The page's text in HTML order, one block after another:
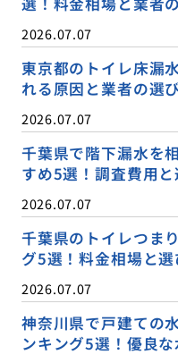
2026.07.07
東京都のトイレ床漏
れる原因と業者の選
2026.07.07
千葉県で階下漏水を
すめ5選！調査費用
2026.07.07
千葉県のトイレつま
グ5選！料金相場と
2026.07.07
神奈川県で戸建ての
ンキング5選！優良